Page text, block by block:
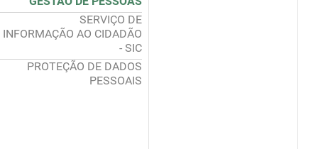
SERVIÇO DE
INFORMAÇÃO AO CIDADÃO
- SIC
PROTEÇÃO DE DADOS
PESSOAIS